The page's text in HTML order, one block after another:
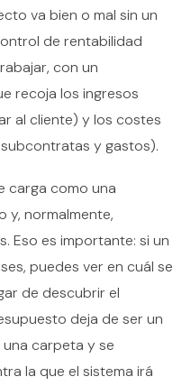
va bien o mal sin un
de rentabilidad
con un
recoja los ingresos
al cliente) y los costes
y gastos).
carga como una
y, normalmente,
Eso es importante: si un
puedes ver en cuál se
de descubrir el
deja de ser un
carpeta y se
la que el sistema irá